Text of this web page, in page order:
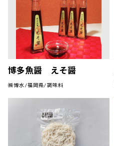
博多魚醤 えそ醤
㈱博水/福岡県/調味料